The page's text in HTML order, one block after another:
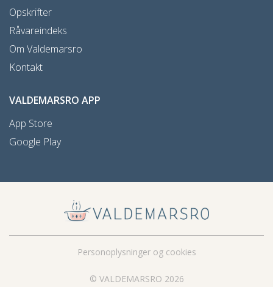
Opskrifter
Råvareindeks
Om Valdemarsro
Kontakt
VALDEMARSRO APP
App Store
Google Play
© VALDEMARSRO 2026
Personoplysninger og cookies